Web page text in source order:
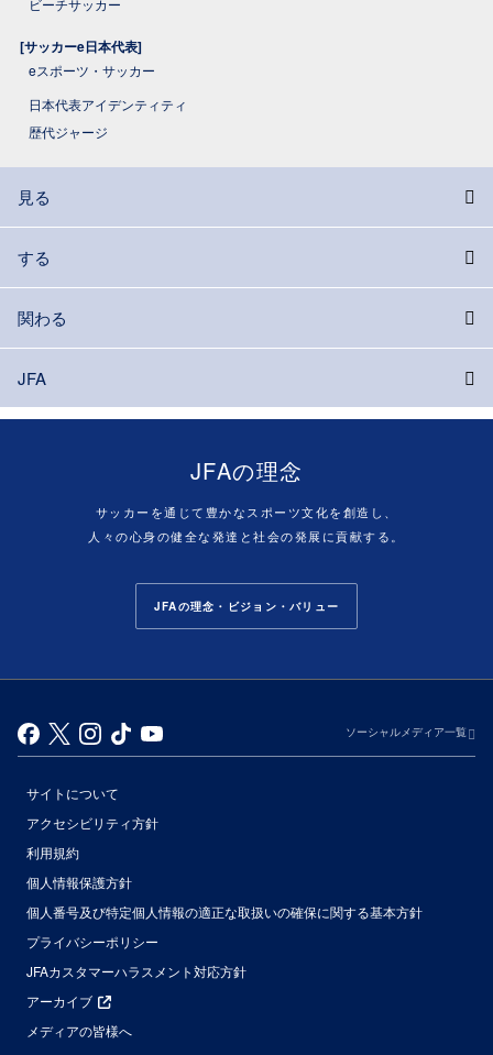
ビーチサッカー
[サッカーe日本代表]
eスポーツ・サッカー
日本代表アイデンティティ
歴代ジャージ
見る
する
関わる
JFA
JFAの理念
サッカーを通じて豊かなスポーツ文化を創造し、
人々の心身の健全な発達と社会の発展に貢献する。
JFAの理念・ビジョン・バリュー
ソーシャルメディア一覧
サイトについて
アクセシビリティ方針
利用規約
個人情報保護方針
個人番号及び特定個人情報の適正な取扱いの確保に関する基本方針
プライバシーポリシー
JFAカスタマーハラスメント対応方針
アーカイブ
メディアの皆様へ